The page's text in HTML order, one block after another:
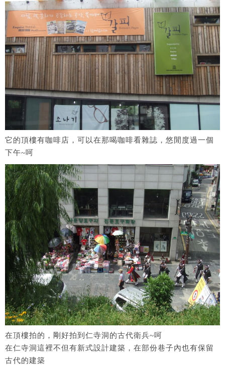
它的頂樓有咖啡店，可以在那喝咖啡看雜誌，悠閒度過一個
下午~呵
在頂樓拍的，剛好拍到仁寺洞的古代衛兵~呵
在仁寺洞這裡不但有新式設計建築，在部份巷子內也有保留
古代的建築